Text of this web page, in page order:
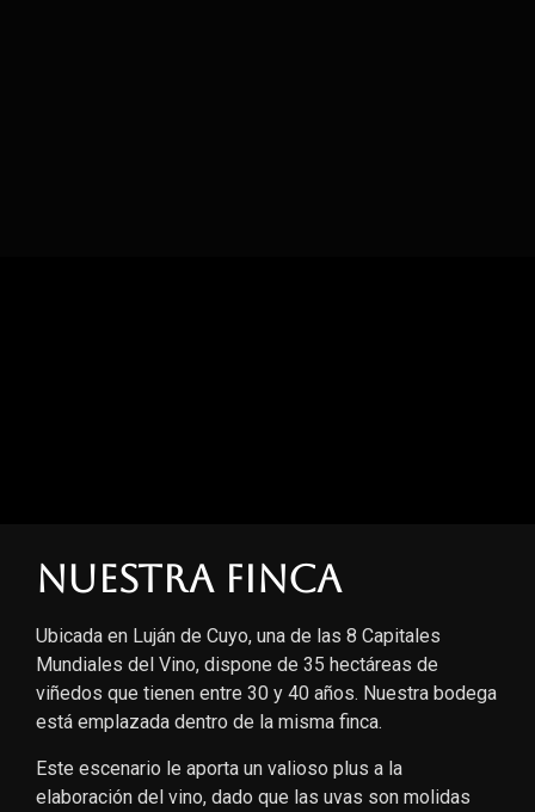
Nuestra finca
Ubicada en Luján de Cuyo, una de las 8 Capitales
Mundiales del Vino, dispone de 35 hectáreas de
viñedos que tienen entre 30 y 40 años. Nuestra bodega
está emplazada dentro de la misma finca.
Este escenario le aporta un valioso plus a la
elaboración del vino, dado que las uvas son molidas